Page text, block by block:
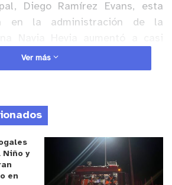
Diego Ramírez Evans, esta
en la administración de la
periodo 2022, lo que implica un
200% de inversión dirigida
Anuncio Patrocinado
que se logró duplicar la
en comparación al año
“Con respecto a la
Ver más
Niño y
en